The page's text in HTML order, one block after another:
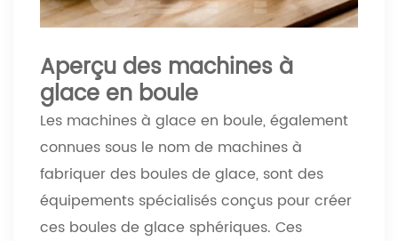
Aperçu des machines à
glace en boule
Les machines à glace en boule, également
connues sous le nom de machines à
fabriquer des boules de glace, sont des
équipements spécialisés conçus pour créer
ces boules de glace sphériques. Ces